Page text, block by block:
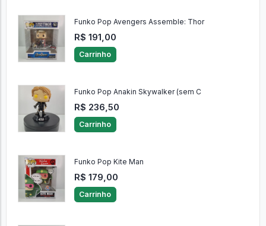
Funko Pop Avengers Assemble: Thor
R$ 191,00
Carrinho
Funko Pop Anakin Skywalker (sem C
R$ 236,50
Carrinho
Funko Pop Kite Man
R$ 179,00
Carrinho